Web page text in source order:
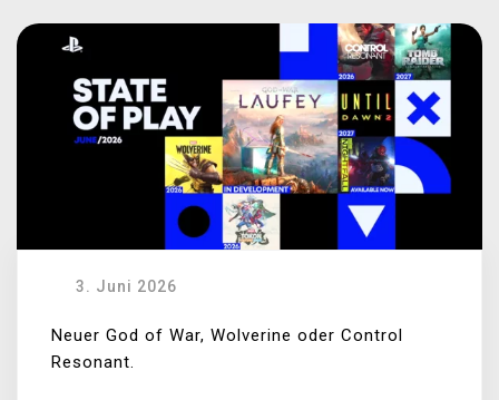
3. Juni 2026
Neuer God of War, Wolverine oder Control
Resonant.